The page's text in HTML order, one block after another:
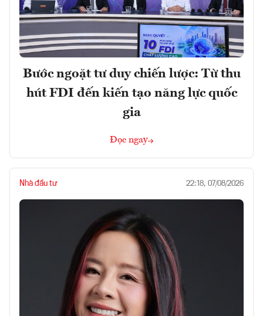
Bước ngoặt tư duy chiến lược: Từ thu
hút FDI đến kiến tạo năng lực quốc
gia
Đọc ngay
Nhà đầu tư 22:18, 07/08/2026